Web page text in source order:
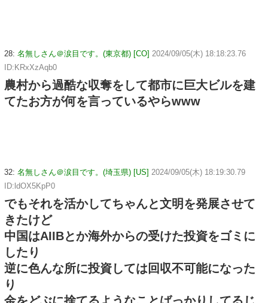
28: 名無しさん＠涙目です。(東京都) [CO] 2024/09/05(木) 18:18:23.76
ID:KRxXzAqb0
農村から過酷な収奪をして都市に巨大ビルを建
てたお方が何を言っているやらwww
32: 名無しさん＠涙目です。(埼玉県) [US] 2024/09/05(木) 18:19:30.79
ID:ldOX5KpP0
でもそれを活かしてちゃんと文明を発展させて
きたけど
中国はAIIBとか海外からの受けた投資をゴミに
したり
逆に色んな所に投資しては回収不可能になった
り